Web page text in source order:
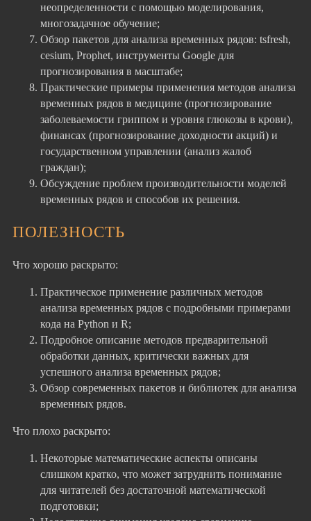
неопределенности с помощью моделирования,
многозадачное обучение;
Обзор пакетов для анализа временных рядов: tsfresh,
cesium, Prophet, инструменты Google для
прогнозирования в масштабе;
Практические примеры применения методов анализа
временных рядов в медицине (прогнозирование
заболеваемости гриппом и уровня глюкозы в крови),
финансах (прогнозирование доходности акций) и
государственном управлении (анализ жалоб
граждан);
Обсуждение проблем производительности моделей
временных рядов и способов их решения.
ПОЛЕЗНОСТЬ
Что хорошо раскрыто:
Практическое применение различных методов
анализа временных рядов с подробными примерами
кода на Python и R;
Подробное описание методов предварительной
обработки данных, критически важных для
успешного анализа временных рядов;
Обзор современных пакетов и библиотек для анализа
временных рядов.
Что плохо раскрыто:
Некоторые математические аспекты описаны
слишком кратко, что может затруднить понимание
для читателей без достаточной математической
подготовки;